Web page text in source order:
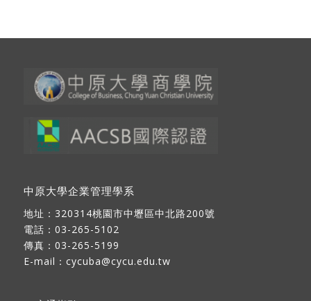
中原大學企業管理學系
地址： 320314桃園市中壢區中北路200號
電話：03-265-5102
傳真：03-265-5199
E-mail： cycuba@cycu.edu.tw